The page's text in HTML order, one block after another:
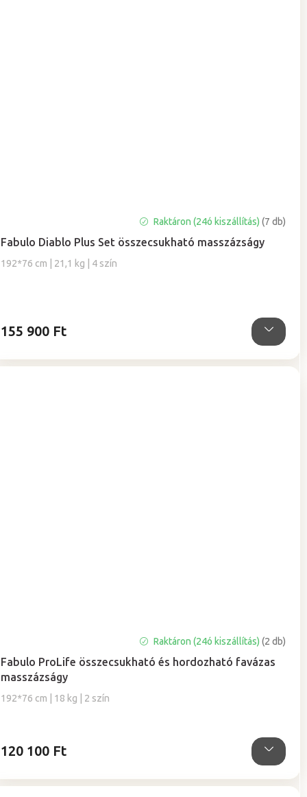
Fabulo Diablo Plus Set összecsukható masszázságy
192*76 cm | 21,1 kg | 4 szín
átlagos
értékelése
Raktáron (24ó kiszállítás)(7 db)
155 900 Ft
Fabulo ProLife összecsukható és hordozható favázas
masszázságy
192*76 cm | 18 kg | 2 szín
termék
átlagos
értékelése
5-
Raktáron (24ó kiszállítás)(2 db)
120 100 Ft